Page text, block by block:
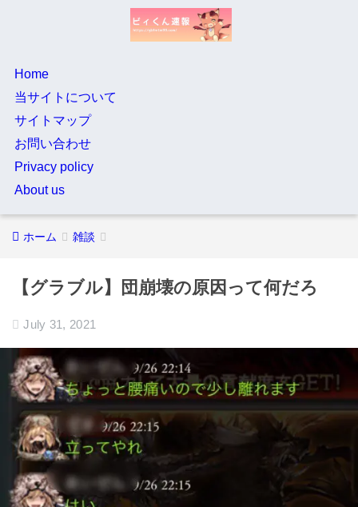
Home
当サイトについて
サイトマップ
お問い合わせ
Privacy policy
About us
ホーム 雑談
【グラブル】団崩壊の原因って何だろ
July 31, 2021